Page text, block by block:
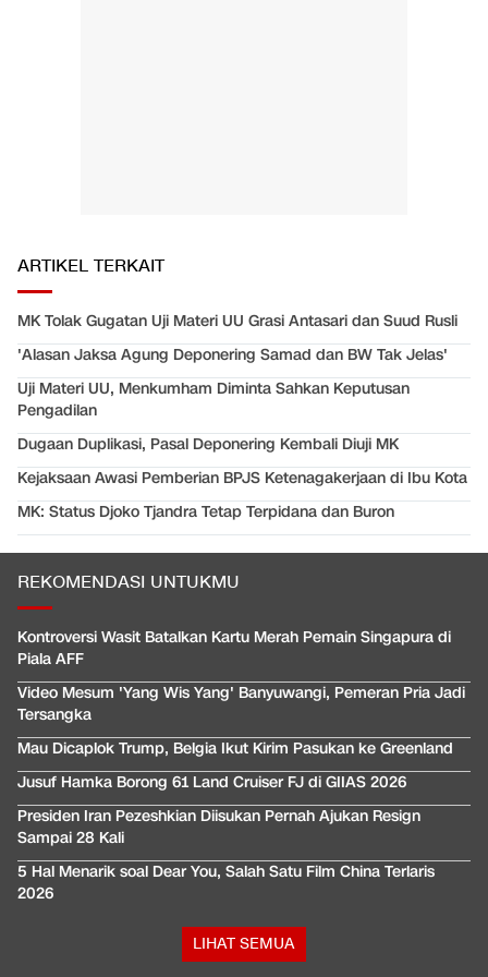
ARTIKEL TERKAIT
MK Tolak Gugatan Uji Materi UU Grasi Antasari dan Suud Rusli
'Alasan Jaksa Agung Deponering Samad dan BW Tak Jelas'
Uji Materi UU, Menkumham Diminta Sahkan Keputusan
Pengadilan
Dugaan Duplikasi, Pasal Deponering Kembali Diuji MK
Kejaksaan Awasi Pemberian BPJS Ketenagakerjaan di Ibu Kota
MK: Status Djoko Tjandra Tetap Terpidana dan Buron
REKOMENDASI UNTUKMU
Kontroversi Wasit Batalkan Kartu Merah Pemain Singapura di
Piala AFF
Video Mesum 'Yang Wis Yang' Banyuwangi, Pemeran Pria Jadi
Tersangka
Mau Dicaplok Trump, Belgia Ikut Kirim Pasukan ke Greenland
Jusuf Hamka Borong 61 Land Cruiser FJ di GIIAS 2026
Presiden Iran Pezeshkian Diisukan Pernah Ajukan Resign
Sampai 28 Kali
5 Hal Menarik soal Dear You, Salah Satu Film China Terlaris
2026
LIHAT SEMUA